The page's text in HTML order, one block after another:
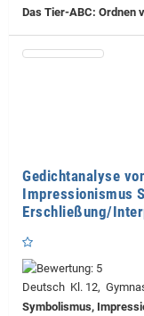
Das Tier-ABC: Ordnen
Gedichtanalyse
Impressionismus
Erschließung/
Deutsch Kl. 12,
Symbolismus,